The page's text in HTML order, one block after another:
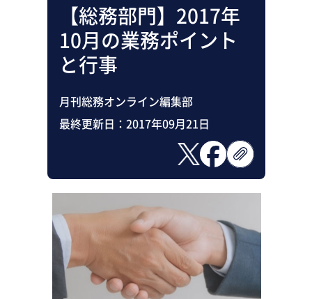
【総務部門】2017年
10月の業務ポイント
と行事
月刊総務オンライン編集部
最終更新日： 2017年09月21日